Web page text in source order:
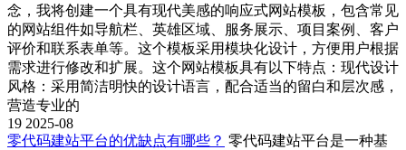
念，我将创建一个具有现代美感的响应式网站模板，包含常见
的网站组件如导航栏、英雄区域、服务展示、项目案例、客户
评价和联系表单等。这个模板采用模块化设计，方便用户根据
需求进行修改和扩展。这个网站模板具有以下特点：现代设计
风格：采用简洁明快的设计语言，配合适当的留白和层次感，
营造专业的
19 2025-08
零代码建站平台的优缺点有哪些？ 零代码建站平台是一种基